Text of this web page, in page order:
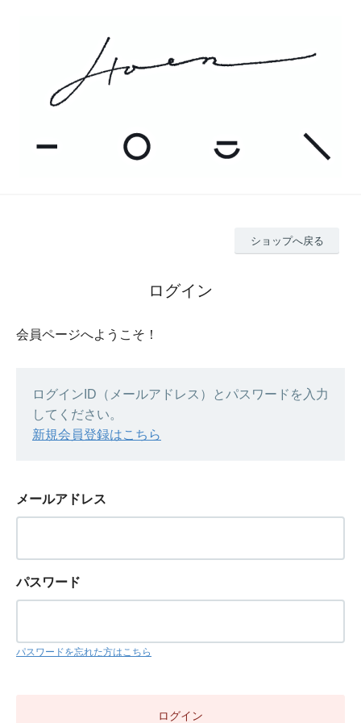
ショップへ戻る
ログイン
会員ページへようこそ！
ログインID（メールアドレス）とパスワードを入力
してください。
新規会員登録はこちら
メールアドレス
パスワード
パスワードを忘れた方はこちら